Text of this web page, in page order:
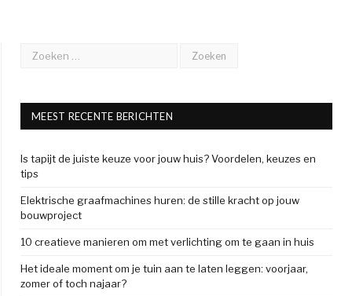
MEEST RECENTE BERICHTEN
Is tapijt de juiste keuze voor jouw huis? Voordelen, keuzes en
tips
Elektrische graafmachines huren: de stille kracht op jouw
bouwproject
10 creatieve manieren om met verlichting om te gaan in huis
Het ideale moment om je tuin aan te laten leggen: voorjaar,
zomer of toch najaar?